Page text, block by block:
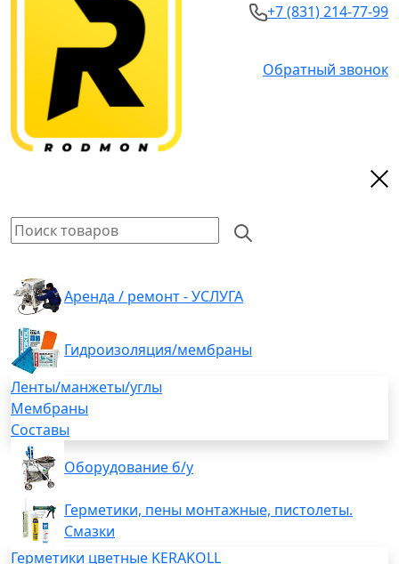
+7 (831) 214-77-99
Обратный звонок
Аренда / ремонт - УСЛУГА
Гидроизоляция/мембраны
Ленты/манжеты/углы
Мембраны
Составы
Оборудование б/у
Герметики, пены монтажные, пистолеты.
Смазки
Герметики цветные KERAKOLL